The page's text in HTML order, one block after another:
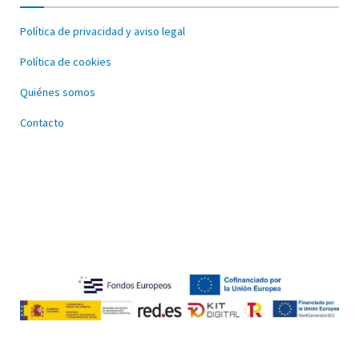
Política de privacidad y aviso legal
Política de cookies
Quiénes somos
Contacto